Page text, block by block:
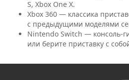
S, Xbox One X.
Xbox 360 — классика
с предыдущими моделями
Nintendo Switch — консоль-
или берите приставку с